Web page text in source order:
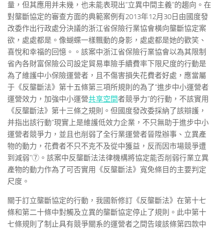
量，但其應用并未幾，也未能表現出“立異中間主義”的趨向。在
對壟斷協定的審查方面的典範案例有2013年12月30日由國度發
改委作出行政處分決議的浙江省保險行業協會橫向壟斷協定案
欲，處處都是。像蝴蝶一樣飄動的身影，處處都是她的歡笑、
喜悅和幸福的回憶。。該案中浙江省保險行業協會以為其限制
省內各財富保險公司設定貿易車險手續費率下限尺度的行動是
為了維護中小保險運營者，且不傷害損失花費者好處，應當屬
于《反壟斷法》第十五條第三項所規則的為了“進步中小運營者
運營效力，加強中小運營共享空間者競爭力”的行動，不該實用
《反壟斷法》第十三條之規則。但國度發改委採納了該辯護，
并指出該行動“現實上是維護低效力企業，不只無助于進步中小
運營者競爭力，並且也削弱了全行業運營者晉陞辦事、立異產
物的動力，花費者不只不克不及從中獲益，反而因市場競爭遭
到減弱”⑦。該案中反壟斷法法律機構將協定能否削弱行業立異
產物的動力作為了可否實用《反壟斷法》寬免條目的主要判定
尺度。
關于訂立壟斷協定的行動，我國新修訂《反壟斷法》在第十七
條和第二十條中對觸及立異的壟斷協定停止了規則。此中第十
七條規則了制止具有競爭關系的運營者之間告竣該條第四款中